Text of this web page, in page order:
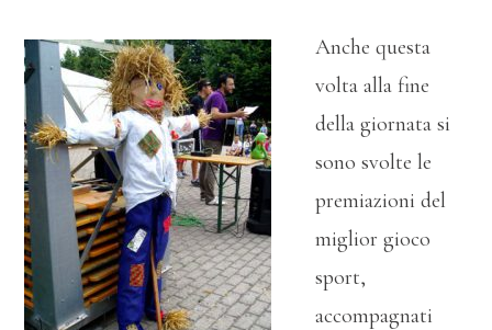
Anche questa
volta alla fine
della giornata si
sono svolte le
premiazioni del
miglior gioco
sport,
accompagnati